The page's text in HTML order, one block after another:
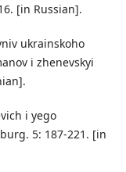
[in Russian].
ukrainskoho
i zhenevskyi
i yego
5: 187-221. [in